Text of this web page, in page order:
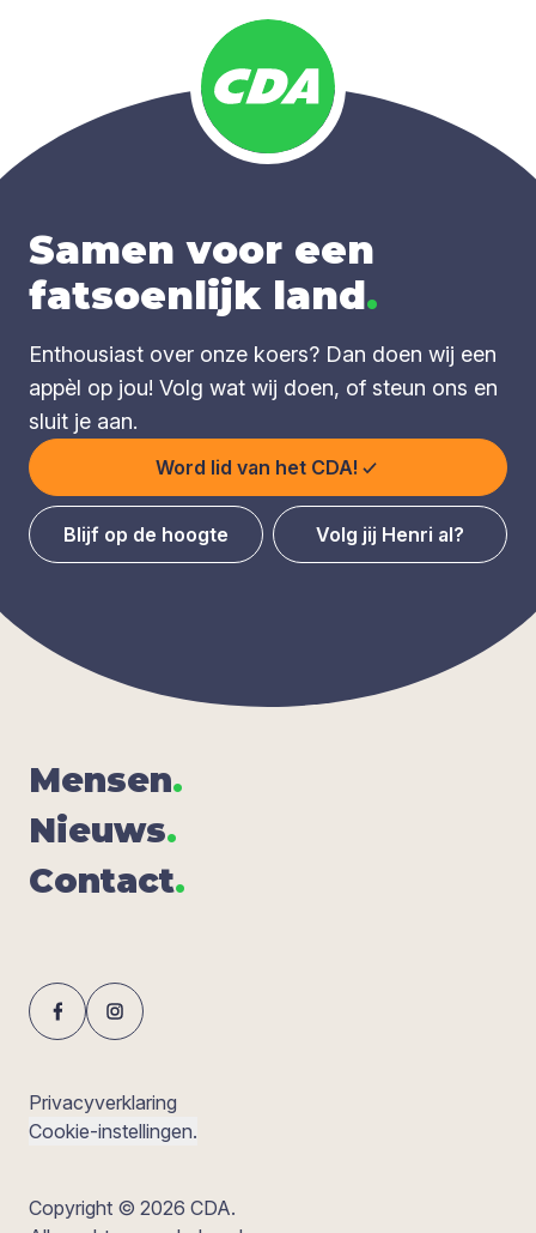
Samen voor een
fatsoenlijk land.
Enthousiast over onze koers? Dan doen wij een
appèl op jou! Volg wat wij doen, of steun ons en
sluit je aan.
Word lid van het CDA!
Blijf op de hoogte Volg jij Henri al?
Men­sen.
Nieuws.
Con­tact.
Privacyverklaring
Cookie-instellingen.
Copyright © 2026 CDA.